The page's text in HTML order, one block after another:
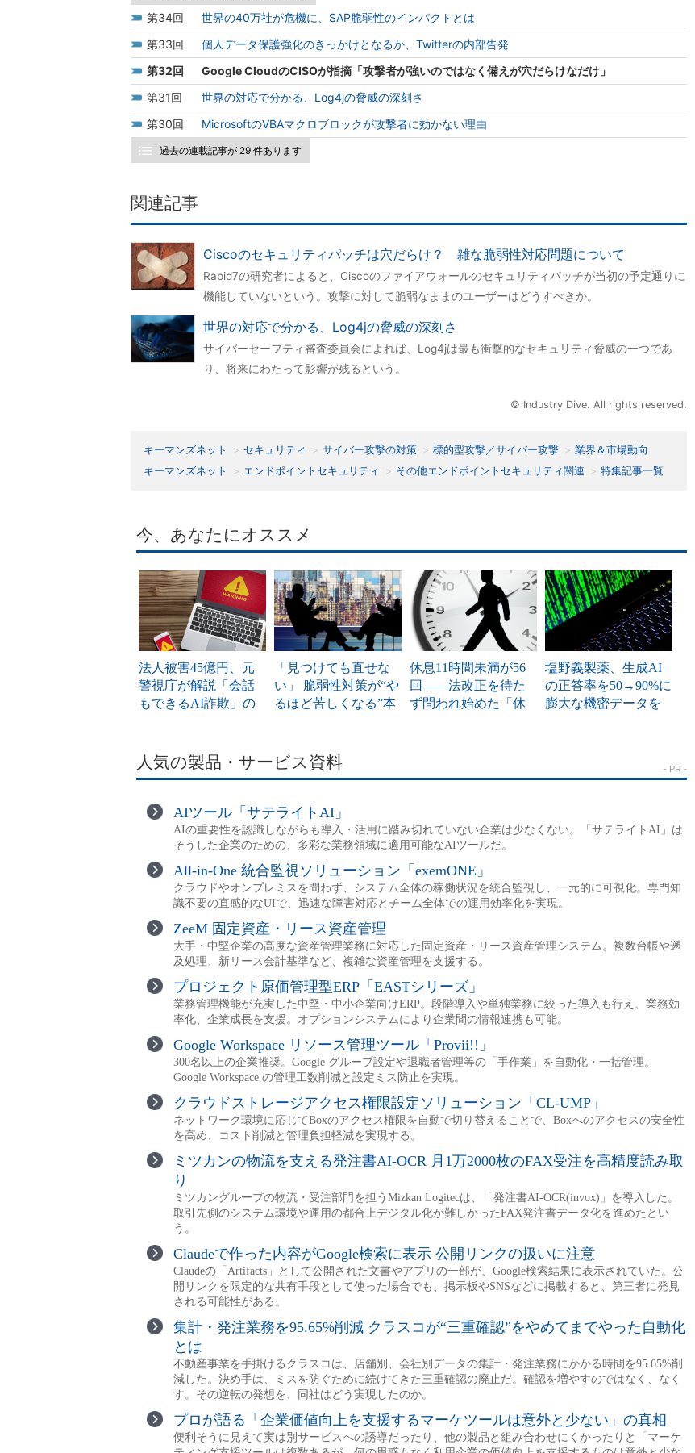
34
世界の40万社が危機に、SAP脆弱性のインパクトとは
33
個人データ保護強化のきっかけとなるか、Twitterの内部告発
32
Google CloudのCISOが指摘「攻撃者が強いのではなく備えが穴だらけなだけ」
31
世界の対応で分かる、Log4jの脅威の深刻さ
30
MicrosoftのVBAマクロブロックが攻撃者に効かない理由
過去の連載記事が 29 件あります
関連記事
Ciscoのセキュリティパッチは穴だらけ？ 雑な脆弱性対応問題について
Rapid7の研究者によると、Ciscoのファイアウォールのセキュリティパッチが当初の予定通りに
機能していないという。攻撃に対して脆弱なままのユーザーはどうすべきか。
世界の対応で分かる、Log4jの脅威の深刻さ
サイバーセーフティ審査委員会によれば、Log4jは最も衝撃的なセキュリティ脅威の一つであ
り、将来にわたって影響が残るという。
© Industry Dive. All rights reserved.
キーマンズネット セキュリティ サイバー攻撃の対策 標的型攻撃／サイバー攻撃
業界＆市場動向
キーマンズネット
エンドポイントセキュリティ その他エンドポイントセキュリティ関連 特集記事一覧